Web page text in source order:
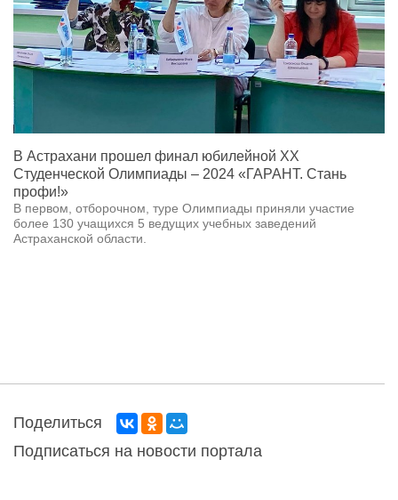
В Астрахани прошел финал юбилейной XX
Студенческой Олимпиады – 2024 «ГАРАНТ. Стань
профи!»
В первом, отборочном, туре Олимпиады приняли участие
более 130 учащихся 5 ведущих учебных заведений
Астраханской области.
Поделиться
Подписаться на новости портала